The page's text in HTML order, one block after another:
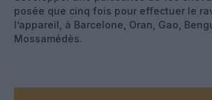
posée que cinq fois pour effectuer le
l’appareil, à Barcelone, Oran, Gao,
Mossamédès.